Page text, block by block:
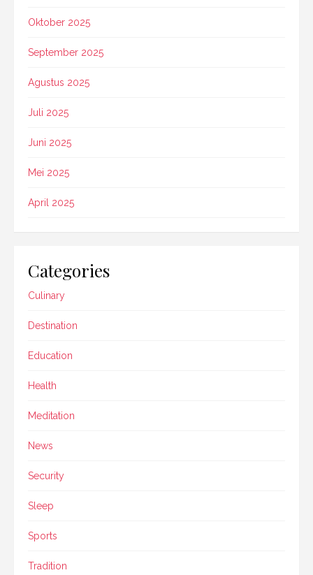
Oktober 2025
September 2025
Agustus 2025
Juli 2025
Juni 2025
Mei 2025
April 2025
Categories
Culinary
Destination
Education
Health
Meditation
News
Security
Sleep
Sports
Tradition